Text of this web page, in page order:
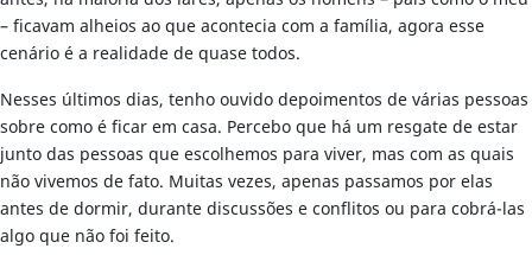
– ficavam alheios ao que acontecia com a família, agora esse
cenário é a realidade de quase todos.
Nesses últimos dias, tenho ouvido depoimentos de várias pessoas
sobre como é ficar em casa. Percebo que há um resgate de estar
junto das pessoas que escolhemos para viver, mas com as quais
não vivemos de fato. Muitas vezes, apenas passamos por elas
antes de dormir, durante discussões e conflitos ou para cobrá-las
algo que não foi feito.